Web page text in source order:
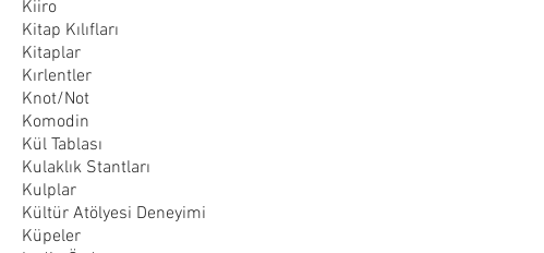
Kiiro
Kitap Kılıfları
Kitaplar
Kırlentler
Knot/Not
Komodin
Kül Tablası
Kulaklık Stantları
Kulplar
Kültür Atölyesi Deneyimi
Küpeler